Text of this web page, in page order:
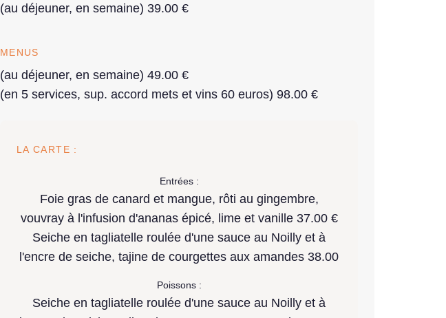
(au déjeuner, en semaine) 39.00 €
MENUS
(au déjeuner, en semaine) 49.00 €
(en 5 services, sup. accord mets et vins 60 euros) 98.00 €
LA CARTE :
Entrées :
Foie gras de canard et mangue, rôti au gingembre,
vouvray à l'infusion d'ananas épicé, lime et vanille 37.00 €
Seiche en tagliatelle roulée d'une sauce au Noilly et à
l'encre de seiche, tajine de courgettes aux amandes 38.00
Poissons :
Seiche en tagliatelle roulée d'une sauce au Noilly et à